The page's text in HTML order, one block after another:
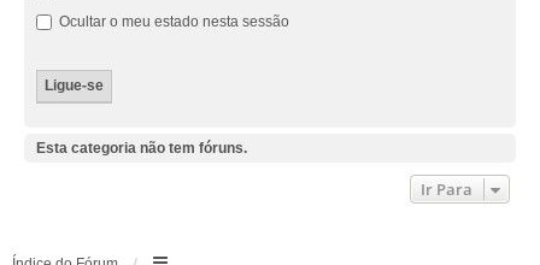
Ocultar o meu estado nesta sessão
Esta categoria não tem fóruns.
Ir Para